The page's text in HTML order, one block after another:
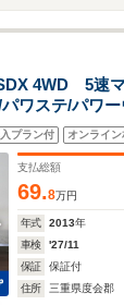
4WD 5速
ワステ/パワ
/3方開/4WD/
プラン付 オンライン
支払総額
69.8万円
年式 2013年
車検
'27/11
保証
保証付
住所
三重県度会郡